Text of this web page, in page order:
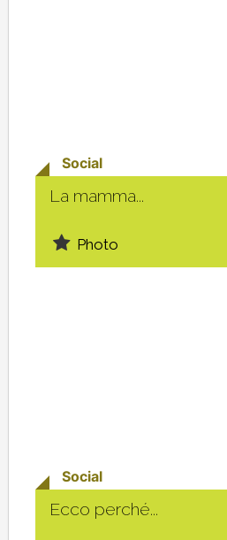
La mamma...
Photo
Social
Ecco perché...
Social